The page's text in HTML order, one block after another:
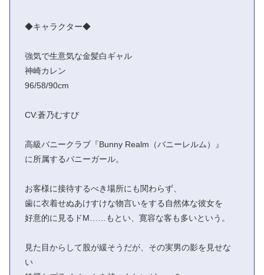
◆キャラクター◆
強気で生意気な金髪白ギャル
神崎カレン
96/58/90cm
CV:蒼乃むすび
高級バニークラブ『Bunny Realm（バニーレルム）』
に所属するバニーガール。
お客様に接待するべき場所にも関わらず、
歯に衣着せぬあけすけな物言いをする自然体な彼女を
好意的に見るドM……もとい、寛容な客も多いという。
見た目からして股が緩そうだが、その実男の影を見せな
い